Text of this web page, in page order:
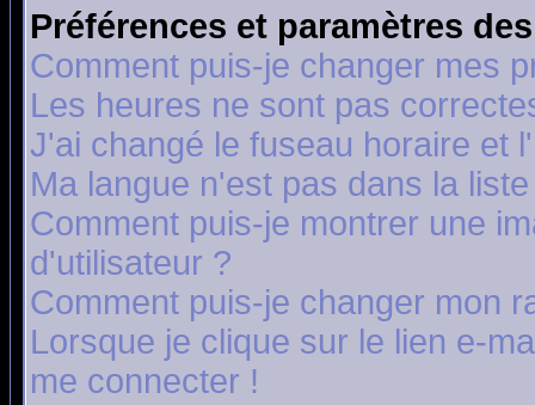
Préférences et paramètres
Comment puis-je changer mes
Les heures ne sont pas
J'ai changé le fuseau horaire et
Ma langue n'est pas dans la
Comment puis-je montrer une
d'utilisateur ?
Comment puis-je changer mon
Lorsque je clique sur le lien e-
me connecter !